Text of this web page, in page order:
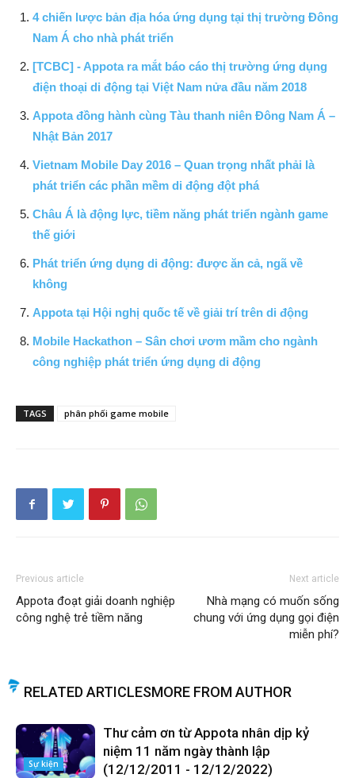
4 chiến lược bản địa hóa ứng dụng tại thị trường Đông
Nam Á cho nhà phát triển
[TCBC] - Appota ra mắt báo cáo thị trường ứng dụng
điện thoại di động tại Việt Nam nửa đầu năm 2018
Appota đồng hành cùng Tàu thanh niên Đông Nam Á –
Nhật Bản 2017
Vietnam Mobile Day 2016 – Quan trọng nhất phải là
phát triển các phần mềm di động đột phá
Châu Á là động lực, tiềm năng phát triển ngành game
thế giới
Phát triển ứng dụng di động: được ăn cả, ngã về
không
Appota tại Hội nghị quốc tế về giải trí trên di động
Mobile Hackathon – Sân chơi ươm mầm cho ngành
công nghiệp phát triển ứng dụng di động
TAGS phân phối game mobile
Previous article
Appota đoạt giải doanh nghiệp
công nghệ trẻ tiềm năng
Next article
Nhà mạng có muốn sống
chung với ứng dụng gọi điện
miễn phí?
RELATED ARTICLESMORE FROM AUTHOR
Sự kiện
Thư cảm ơn từ Appota nhân dịp kỷ
niệm 11 năm ngày thành lập
(12/12/2011 - 12/12/2022)